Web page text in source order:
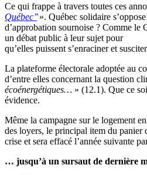
Ce qui frappe à travers toutes ces
Québec’’ ». Québec solidaire
d’approbation sournoise ? Comme le
un débat public à leur sujet pour
qu’elles puissent s’enraciner et
La plateforme électorale adoptée au
d’entre elles concernant la question
écoénergétiques… » (12.1). Que ce
évidence.
Même la campagne sur le logement
des loyers, le principal item du panier
crise et sera effacé l’année suivante
… jusqu’à un sursaut de dernière